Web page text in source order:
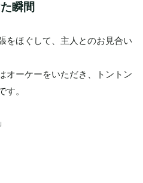
瞬間
をほぐして、主人とのお見合い
オーケーをいただき、トントン
す。